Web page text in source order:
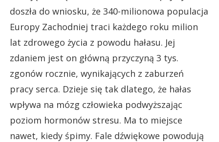
doszła do wniosku, że 340-milionowa populacja
Europy Zachodniej traci każdego roku milion
lat zdrowego życia z powodu hałasu. Jej
zdaniem jest on główną przyczyną 3 tys.
zgonów rocznie, wynikających z zaburzeń
pracy serca. Dzieje się tak dlatego, że hałas
wpływa na mózg człowieka podwyższając
poziom hormonów stresu. Ma to miejsce
nawet, kiedy śpimy. Fale dźwiękowe powodują